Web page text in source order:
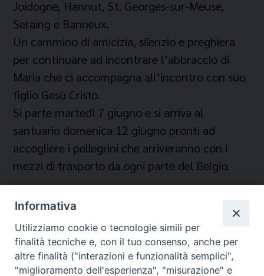
Joidogne, Hannut, St. Georges-sur-Meuse,
Seraing e Banneux.
Un cammino di amicizia, silenzio e preghiera
per continuare ad incontrare l’abbraccio di
Maria che ci accompagna all’incontro con suo
figlio Gesù Cristo.
Si parte martedì 7 giugno e si arriva al
santuario domenica 12 giugno pronti ad
accogliere i pellegrini che arriveranno con i
mezzi di trasporto da ogni parte del Belgio.
Informativa
Utilizziamo cookie o tecnologie simili per
finalità tecniche e, con il tuo consenso, anche per
altre finalità ("interazioni e funzionalità semplici",
"miglioramento dell'esperienza", "misurazione" e